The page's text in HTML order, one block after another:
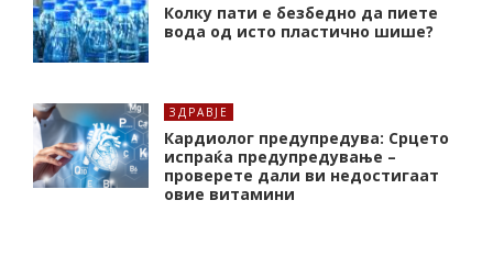
Колку пати е безбедно да пиете
вода од исто пластично шише?
ЗДРАВЈЕ
Кардиолог предупредува: Срцето
испраќа предупредување –
проверете дали ви недостигаат
овие витамини